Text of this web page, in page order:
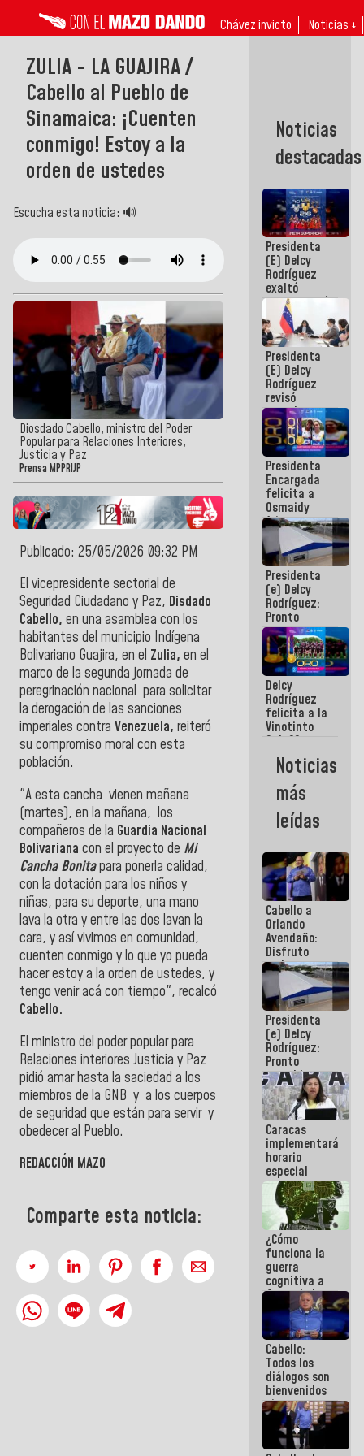
Chávez invicto Noticias ↓
ZULIA - LA GUAJIRA /
Cabello al Pueblo de
Sinamaica: ¡Cuenten
conmigo! Estoy a la
orden de ustedes
Escucha esta noticia: 🔊
Diosdado Cabello, ministro del Poder
Popular para Relaciones Interiores,
Justicia y Paz
Prensa MPPRIJP
Publicado: 25/05/2026 09:32 PM
El vicepresidente sectorial de
Seguridad Ciudadano y Paz, Disdado
Cabello, en una asamblea con los
habitantes del municipio Indígena
Bolivariano Guajira, en el Zulia, en el
marco de la segunda jornada de
peregrinación nacional para solicitar
la derogación de las sanciones
imperiales contra Venezuela, reiteró
su compromiso moral con esta
población.
"A esta cancha vienen mañana
(martes), en la mañana, los
compañeros de la Guardia Nacional
Bolivariana con el proyecto de Mi
Cancha Bonitapara ponerla calidad,
con la dotación para los niños y
niñas, para su deporte, una mano
lava la otra y entre las dos lavan la
cara, y así vivimos en comunidad,
cuenten conmigo y lo que yo pueda
hacer estoy a la orden de ustedes, y
tengo venir acá con tiempo", recalcó
Cabello.
El ministro del poder popular para
Relaciones interiores Justicia y Paz
pidió amar hasta la saciedad a los
miembros de la GNB y a los cuerpos
de seguridad que están para servir y
obedecer al Pueblo.
REDACCIÓN MAZO
Comparte esta noticia:
Noticias
destacadas
Presidenta
(E) Delcy
Rodríguez
exaltó
participación
de
Venezuela
en Juegos
Centroamericanos
y del Caribe
2026
Presidenta
(E) Delcy
Rodríguez
revisó
agenda
económica y
ejecución de
fondos de
emergencia
post-sismos
Presidenta
Encargada
felicita a
Osmaidy
Arias y
Giraly
Marcano por
hacer
historia en
los
Centroamericanos
Presidenta
(e) Delcy
Rodríguez:
Pronto
restableceremos
las
operaciones
en el
Aeropuerto
Internacional
de
Maiquetía
Delcy
Rodríguez
felicita a la
Vinotinto
Sub 20
campeona
frente
México Sub
23 en los
Centroamericanos
Noticias
más
leídas
Cabello a
Orlando
Avendaño:
Disfruto
cada vez
que escribes
porque lo
que haces
es
embarrarla
Presidenta
(e) Delcy
Rodríguez:
Pronto
restableceremos
las
operaciones
en el
Aeropuerto
Internacional
de
Maiquetía
Caracas
implementará
horario
especial
para
adaptarse
al plan de
ahorro
energético
¿Cómo
funciona la
guerra
cognitiva a
favor de la
narrativa
hegemónica?
(1)
Cabello:
Todos los
diálogos son
bienvenidos
siempre que
estén en el
marco de la
Constitución